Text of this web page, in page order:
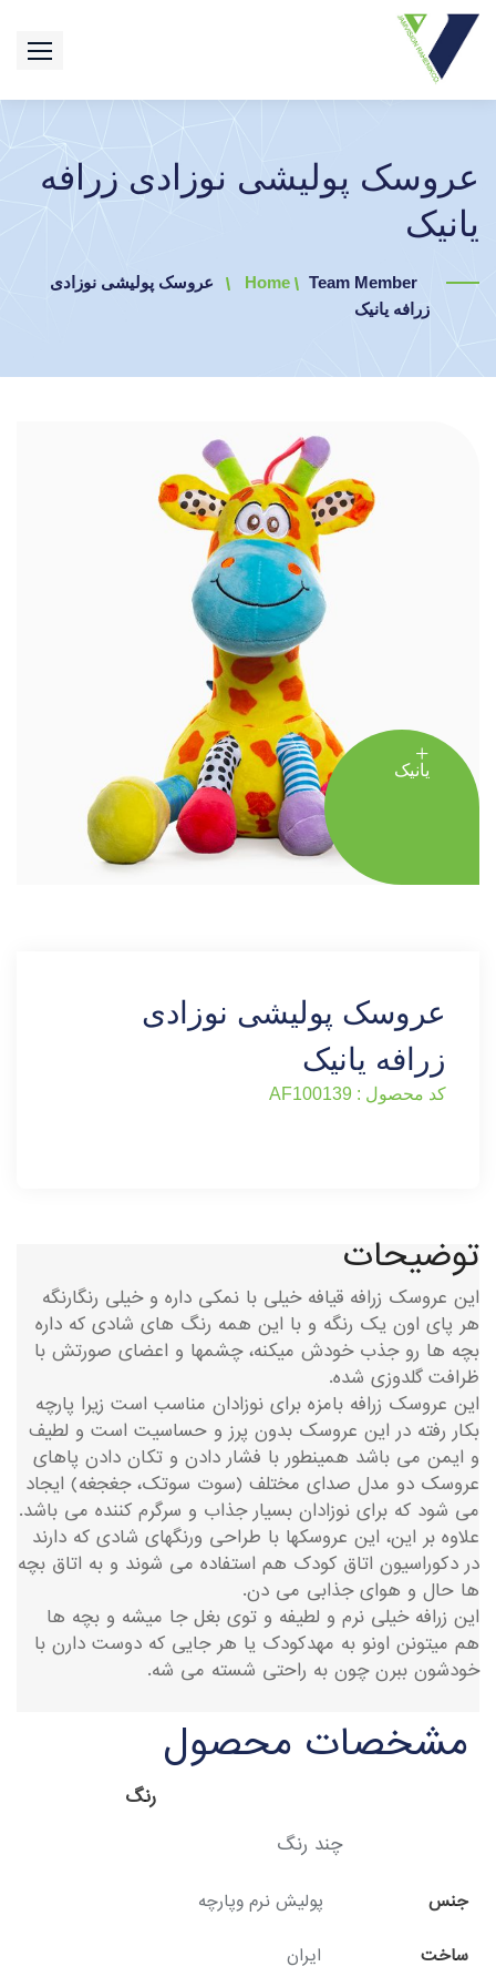
عروسک پولیشی نوزادی زرافه
یانیک
Home Team Member
عروسک پولیشی نوزادی
زرافه یانیک
یانیک
عروسک پولیشی نوزادی
زرافه یانیک
کد محصول : AF100139
توضیحات
این عروسک زرافه قیافه خیلی با نمکی داره و خیلی رنگارنگه
هر پای اون یک رنگه و با این همه رنگ های شادی که داره
بچه ها رو جذب خودش میکنه، چشمها و اعضای صورتش با
ظرافت گلدوزی شده.
این عروسک زرافه بامزه برای نوزادان مناسب است زیرا پارچه
بکار رفته در این عروسک بدون پرز و حساسیت است و لطیف
و ایمن می باشد همینطور با فشار دادن و تکان دادن پاهای
عروسک دو مدل صدای مختلف (سوت سوتک، جغجغه) ایجاد
می شود که برای نوزادان بسیار جذاب و سرگرم کننده می باشد.
علاوه بر این، این عروسکها با طراحی ورنگهای شادی که دارند
در دکوراسیون اتاق کودک هم استفاده می شوند و به اتاق بچه
ها حال و هوای جذابی می دن.
این زرافه خیلی نرم و لطیفه و توی بغل جا میشه و بچه ها
هم میتونن اونو به مهدکودک یا هر جایی که دوست دارن با
خودشون ببرن چون به راحتی شسته می شه.
مشخصات محصول
رنگ
چند رنگ
جنس پولیش نرم وپارچه
ساخت ایران